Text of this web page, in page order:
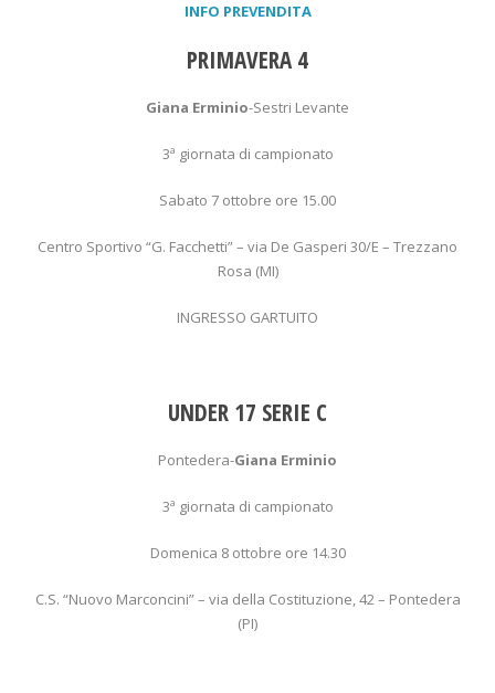
INFO PREVENDITA
PRIMAVERA 4
Giana Erminio-Sestri Levante
3ª giornata di campionato
Sabato 7 ottobre ore 15.00
Centro Sportivo “G. Facchetti” – via De Gasperi 30/E – Trezzano
Rosa (MI)
INGRESSO GARTUITO
UNDER 17 SERIE C
Pontedera-Giana Erminio
3ª giornata di campionato
Domenica 8 ottobre ore 14.30
C.S. “Nuovo Marconcini” – via della Costituzione, 42 – Pontedera
(PI)